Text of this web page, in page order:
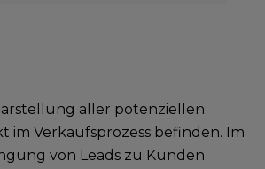
aller potenziellen
im Verkaufsprozess befinden. Im
von Leads zu Kunden